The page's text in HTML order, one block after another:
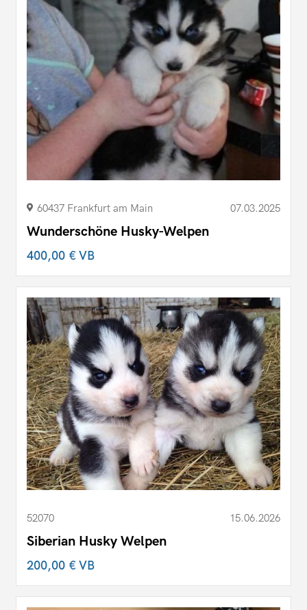
60437 Frankfurt am Main 07.03.2025
Wunderschöne Husky-Welpen
400,00 €VB
52070 15.06.2026
Siberian Husky Welpen
200,00 €VB